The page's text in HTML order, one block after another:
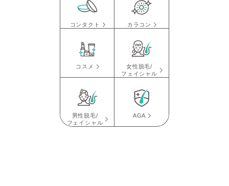
コンタクト カラコン
コスメ
女性脱毛/
フェイシャル
男性脱毛/
フェイシャル
AGA